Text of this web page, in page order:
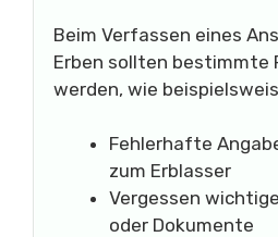
Beim Verfassen eines
Erben sollten bestimmte
werden, wie
Fehlerhafte
zum Erblasser
Vergessen
oder Dokumente